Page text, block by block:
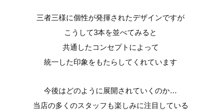
三者三様に個性が発揮されたデザインですが
こうして3本を並べてみると
共通したコンセプトによって
統一した印象をもたらしてくれています
今後はどのように展開されていくのか…
当店の多くのスタッフも楽しみに注目している